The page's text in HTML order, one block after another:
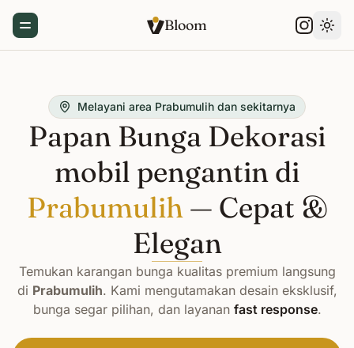
Toggle Menu Bloom
Melayani area Prabumulih dan sekitarnya
Papan Bunga Dekorasi
mobil pengantin di
Prabumulih— Cepat &
Elegan
Temukan karangan bunga kualitas premium langsung
di Prabumulih. Kami mengutamakan desain eksklusif,
bunga segar pilihan, dan layanan fast response.